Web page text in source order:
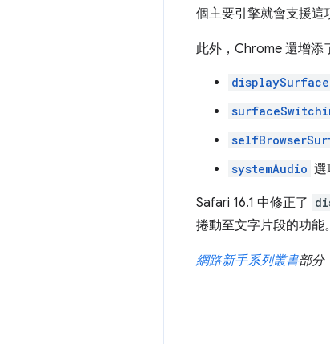
個主要引擎就會支援這
此外，Chrome 還增添
displaySurface
systemAudio 選
Safari 16.1 中修正了
捲動至文字片段的功能。
網路新手系列叢書部分